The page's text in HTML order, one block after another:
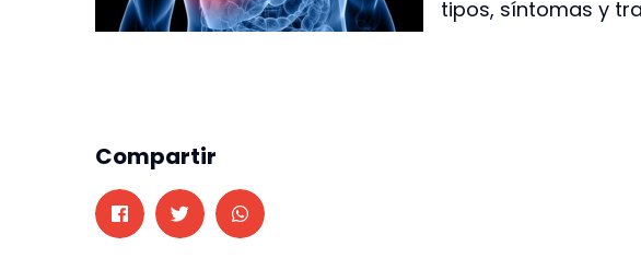
tipos, síntomas y
Compartir